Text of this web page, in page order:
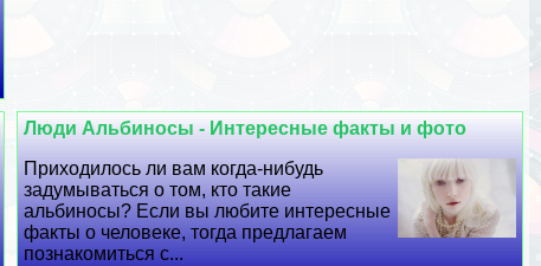
Люди Альбиносы - Интересные факты и фото
Приходилось ли вам когда-нибудь
задумываться о том, кто такие
альбиносы? Если вы любите интересные
факты о человеке, тогда предлагаем
познакомиться с...